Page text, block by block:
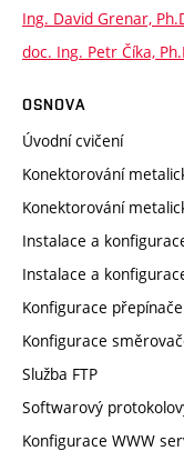
Ing. David Grenar,
doc. Ing. Petr Číka,
OSNOVA
Úvodní cvičení
Konektorování
Konektorování
Instalace a
Instalace a
Konfigurace
Konfigurace
Služba FTP
Softwarový
Konfigurace WWW